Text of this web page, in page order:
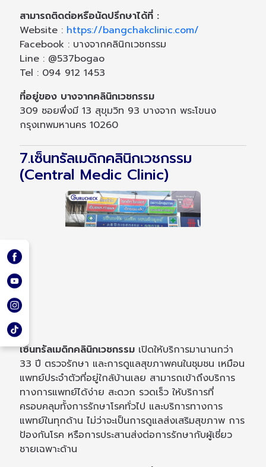
สามารถติดต่อหรือนัดปรึกษาได้ที่ :
Website : https://bangchakclinic.com/
Facebook : บางจากคลินิกเวชกรรม
Line : @537bogao
Tel : 094 912 1453
ที่อยู่ของ บางจากคลินิกเวชกรรม
309 ซอยพึ่งมี 13 สุขุมวิท 93 บางจาก พระโขนง
กรุงเทพมหานคร 10260
7.เซ็นทรัลเมดิกคลินิกเวชกรรม
(Central Medic Clinic)
เซ็นทรัลเมดิกคลินิกเวชกรรม เปิดให้บริการมานานกว่า
33 ปี ตรวจรักษา และการดูแลสุขภาพคนในชุมชน เหมือน
แพทย์ประจำตัวที่อยู่ใกล้บ้านเลย สามารถเข้าถึงบริการ
ทางการแพทย์ได้ง่าย สะดวก รวดเร็ว ให้บริการที่
ครอบคลุมทั้งการรักษาโรคทั่วไป และบริการทางการ
แพทย์ในทุกด้าน ไม่ว่าจะเป็นการดูแลส่งเสริมสุขภาพ การ
ป้องกันโรค หรือการประสานส่งต่อการรักษากับผู้เชี่ยว
ชายเฉพาะด้าน